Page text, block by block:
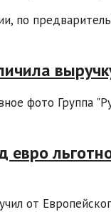
по
фото Группа
евро
от